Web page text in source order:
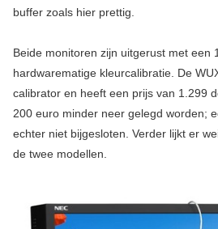
buffer zoals hier prettig.
Beide monitoren zijn uitgerust met een
hardwarematige kleurcalibratie. De
calibrator en heeft een prijs van 1.299
200 euro minder neer gelegd worden;
echter niet bijgesloten. Verder lijkt er
de twee modellen.